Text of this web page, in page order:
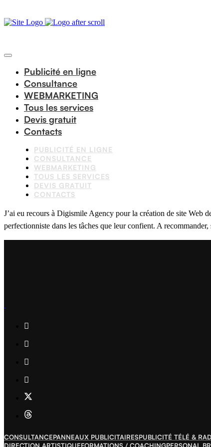
Publicité en ligne
Consultance
WEBMARKETING
Tous les services
Devis gratuit
Contacts
PUBLICITÉ EN LIGNE
CONSULTANCE
WEBMARKETING
TOUS LES SERVICES
DEVIS GRATUIT
CONTACTS
J’ai eu recours à Digismile Agency pour la création de site Web
perfectionniste dans les tâches que leur confient. A recommander,
CONSULTANCEPANNEAUX PUBLICITAIRESPUBLICITÉ TÉLÉ &